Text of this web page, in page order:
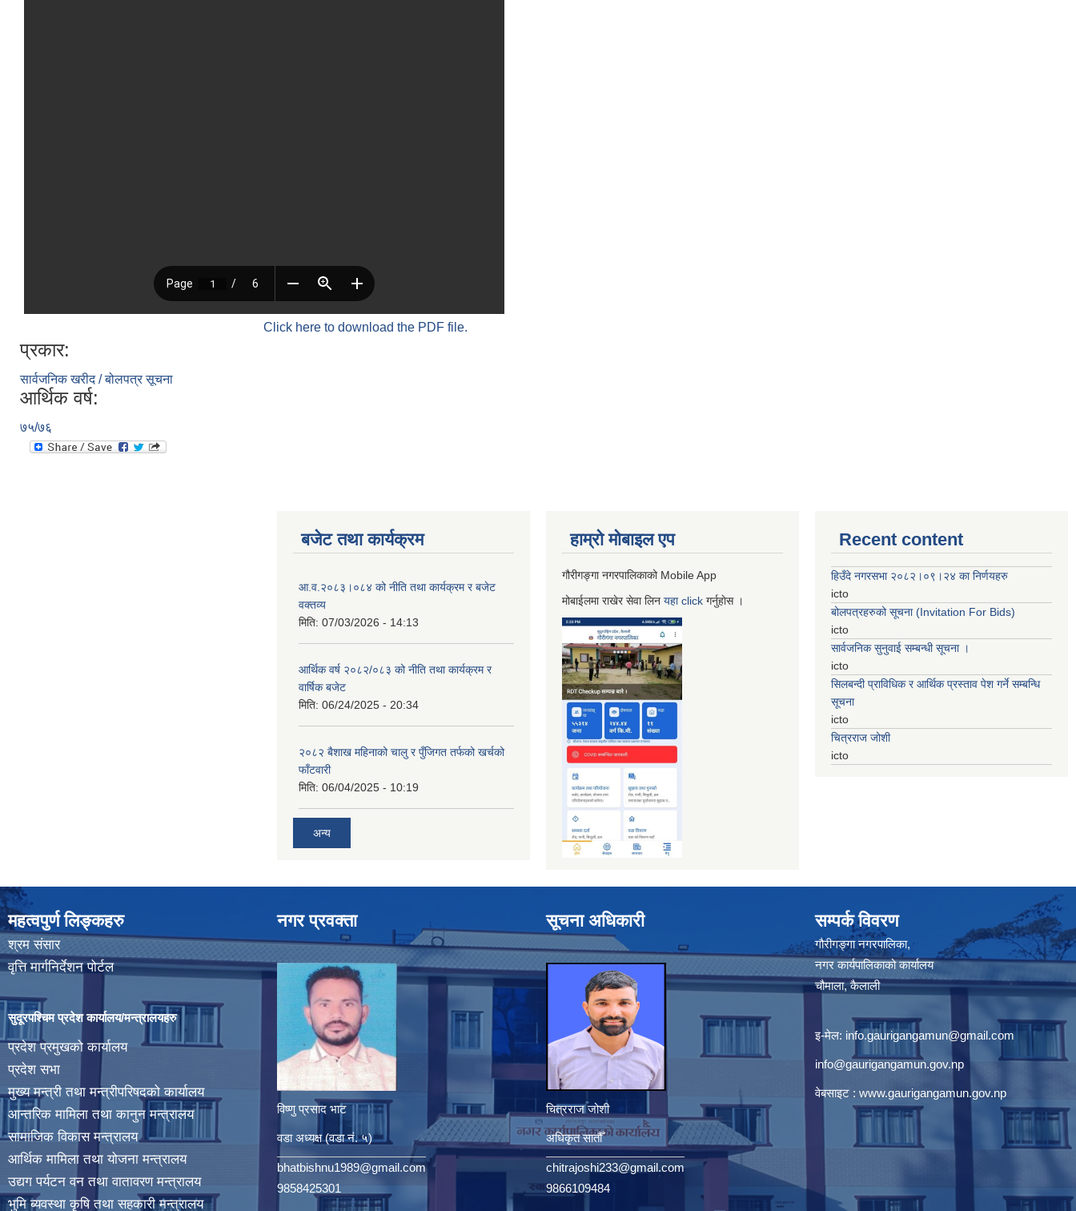
Click here to download the PDF file.
प्रकार:
सार्वजनिक खरीद / बोलपत्र सूचना
आर्थिक वर्ष:
७५/७६
बजेट तथा कार्यक्रम
आ.व.२०८३।०८४ को नीति तथा कार्यक्रम र बजेट
वक्तव्य
मिति: 07/03/2026 - 14:13
आर्थिक वर्ष २०८२/०८३ को नीति तथा कार्यक्रम र
वार्षिक बजेट
मिति: 06/24/2025 - 20:34
२०८२ बैशाख महिनाको चालु र पुँजिगत तर्फको खर्चको
फाँटवारी
मिति: 06/04/2025 - 10:19
अन्य
हाम्रो माेबाइल एप
गौरीगङ्गा नगरपालिकाको Mobile App
मोबाईलमा राखेर सेवा लिन यहाclick गर्नुहाेस ।
Recent content
हिउँदे नगरसभा २०८२।०९।२४ का निर्णयहरु
icto
बोलपत्रहरुको सूचना (Invitation For Bids)
icto
सार्वजनिक सुनुवाई सम्बन्धी सूचना ।
icto
सिलबन्दी प्राविधिक र आर्थिक प्रस्ताव पेश गर्ने सम्बन्धि
सूचना
icto
चित्रराज जोशी
icto
महत्वपुर्ण लिङ्कहरु
श्रम संसार
वृत्ति मार्गनिर्देशन पोर्टल
सुदूरपश्चिम प्रदेश कार्यालय/मन्त्रालयहरु
प्रदेश प्रमुखको कार्यालय
प्रदेश सभा
मुख्य मन्त्री तथा मन्त्रीपरिषदको कार्यालय
आन्तरिक मामिला तथा कानुन मन्त्रालय
सामाजिक विकास मन्त्रालय
आर्थिक मामिला तथा योजना मन्त्रालय
उद्यग पर्यटन वन तथा वातावरण मन्त्रालय
भुमि ब्यवस्था कृषि तथा सहकारी मन्त्रालय
नगर प्रवक्ता
विष्णु प्रसाद भाट
वडा अध्यक्ष (वडा नं. ५)
bhatbishnu1989@gmail.com
9858425301
सूचना अधिकारी
चित्रराज जोशी
अधिकृत सातौँ
chitrajoshi233@gmail.com
9866109484
सम्पर्क विवरण
गौरीगङ्गा नगरपालिका,
नगर कार्यपालिकाको कार्यालय
चौमाला, कैलाली
इ-मेल: info.gaurigangamun@gmail.com
info@gaurigangamun.gov.np
वेबसाइट : www.gaurigangamun.gov.np